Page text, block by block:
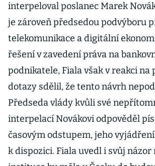
interpeloval poslanec Marek
je zároveň předsedou podvýboru
telekomunikace a digitální
řešení v zavedení práva na
podnikatele, Fiala však v reakci na
dotazy sdělil, že tento návrh
Předseda vlády kvůli své
interpelací Novákovi odpověděl
časovým odstupem, jeho
k dispozici. Fiala uvedl i svůj názor